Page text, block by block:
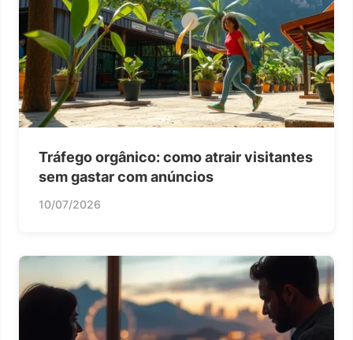
Tráfego orgânico: como atrair visitantes
sem gastar com anúncios
10/07/2026